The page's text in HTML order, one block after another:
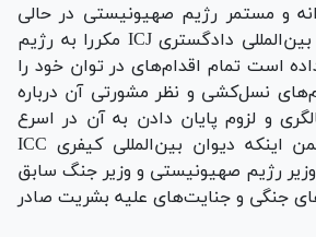
و مستمر رژیم صهیونیستی در حالی
رخ می‌دهد که دیوان بین‌المللی دادگستری ICJ مکررا به رژیم
است تمام اقدام‌های در توان خود را
نسل‌کشی و نظر مشورتی آن درباره
و لزوم پایان دادن به آن در اسرع
وقت، انجام دهد؛ ضمن اینکه دیوان بین‌المللی کیفری ICC
رژیم صهیونیستی و وزیر جنگ سابق
جنگی و جنایت‌های علیه بشریت صادر